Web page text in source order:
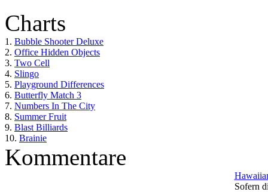
Charts
1. Bubble Shooter Deluxe
2. Office Hidden Objects
3. Two Cell
4. Slingo
5. Playground Differences
6. Butterfly Match 3
7. Numbers In The City
8. Summer Fruit
9. Blast Billiards
10. Brainie
Kommentare
Sofern